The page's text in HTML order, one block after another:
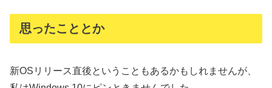
思ったこととか
新OSリリース直後ということもあるかもしれませんが、